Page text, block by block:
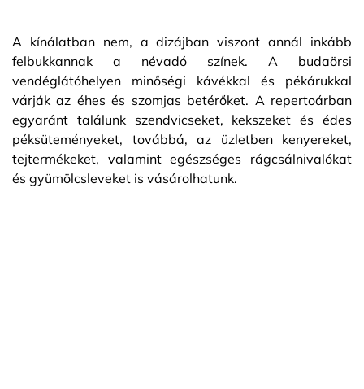
A kínálatban nem, a dizájban viszont annál inkább
felbukkannak a névadó színek. A budaörsi
vendéglátóhelyen minőségi kávékkal és pékárukkal
várják az éhes és szomjas betérőket. A repertoárban
egyaránt találunk szendvicseket, kekszeket és édes
péksüteményeket, továbbá, az üzletben kenyereket,
tejtermékeket, valamint egészséges rágcsálnivalókat
és gyümölcsleveket is vásárolhatunk.